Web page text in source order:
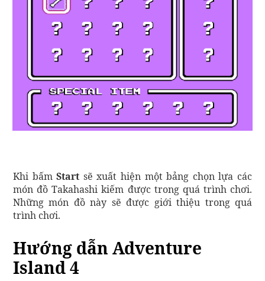
Khi bấmStart sẽ xuất hiện một bảng chọn lựa các
món đồ Takahashi kiếm được trong quá trình chơi.
Những món đồ này sẽ được giới thiệu trong quá
trình chơi.
Hướng dẫn Adventure
Island 4